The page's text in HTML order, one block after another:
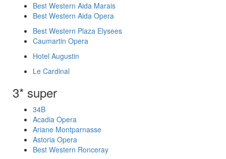
Best Western Aida Marais
Best Western Aida Opera
Best Western Plaza Elysees
Caumartin Opera
Hotel Augustin
Le Cardinal
3* super
34B
Acadia Opera
Ariane Montparnasse
Astoria Opera
Best Western Ronceray